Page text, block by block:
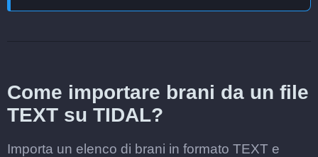
Come importare brani da un file
TEXT su TIDAL?
Importa un elenco di brani in formato TEXT e